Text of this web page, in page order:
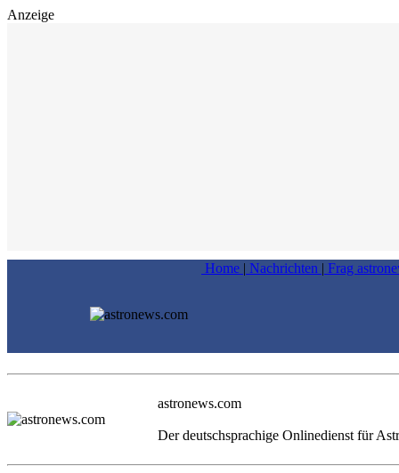
Anzeige
Home | Nachrichten | Frag
astronews.com
Der deutschsprachige Onlinedienst für